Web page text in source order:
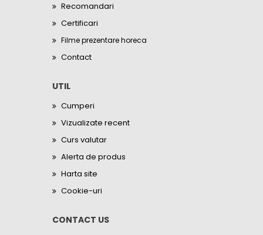
Recomandari
Certificari
Filme prezentare horeca
Contact
UTIL
Cumperi
Vizualizate recent
Curs valutar
Alerta de produs
Harta site
Cookie-uri
CONTACT US